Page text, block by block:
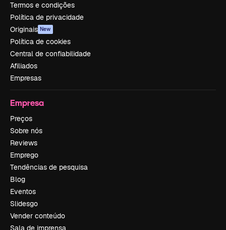
Termos e condições
Política de privacidade
Originais New
Política de cookies
Central de confiabilidade
Afiliados
Empresas
Empresa
Preços
Sobre nós
Reviews
Emprego
Tendências de pesquisa
Blog
Eventos
Slidesgo
Vender conteúdo
Sala de imprensa